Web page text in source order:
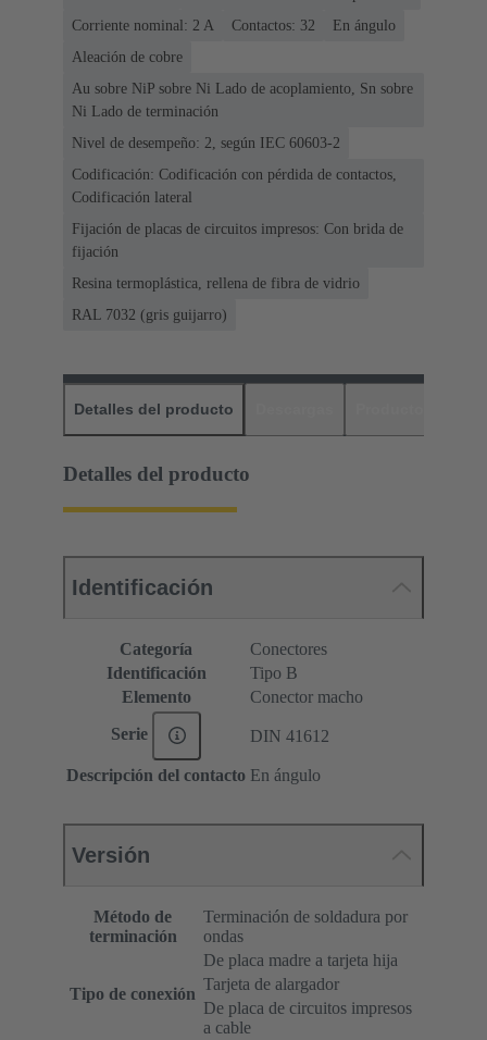
Corriente nominal: ‌2 A
Contactos: 32
En ángulo
Aleación de cobre
Au sobre NiP sobre Ni Lado de acoplamiento, Sn sobre
Ni Lado de terminación
Nivel de desempeño: 2, según IEC 60603-2
Codificación: Codificación con pérdida de contactos,
Codificación lateral
Fijación de placas de circuitos impresos: Con brida de
fijación
Resina termoplástica, rellena de fibra de vidrio
RAL 7032 (gris guijarro)
Detalles del producto
Detalles del producto
Identificación
Categoría
Conectores
Identificación
Tipo B
Elemento
Conector macho
Serie DIN 41612
Descripción del contacto En ángulo
Versión
Método de
terminación
Terminación de soldadura por
ondas
Tipo de conexión
De placa madre a tarjeta hija
Tarjeta de alargador
De placa de circuitos impresos
a cable